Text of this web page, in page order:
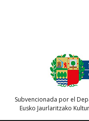
Subvencionada por el
Eusko Jaurlaritzako